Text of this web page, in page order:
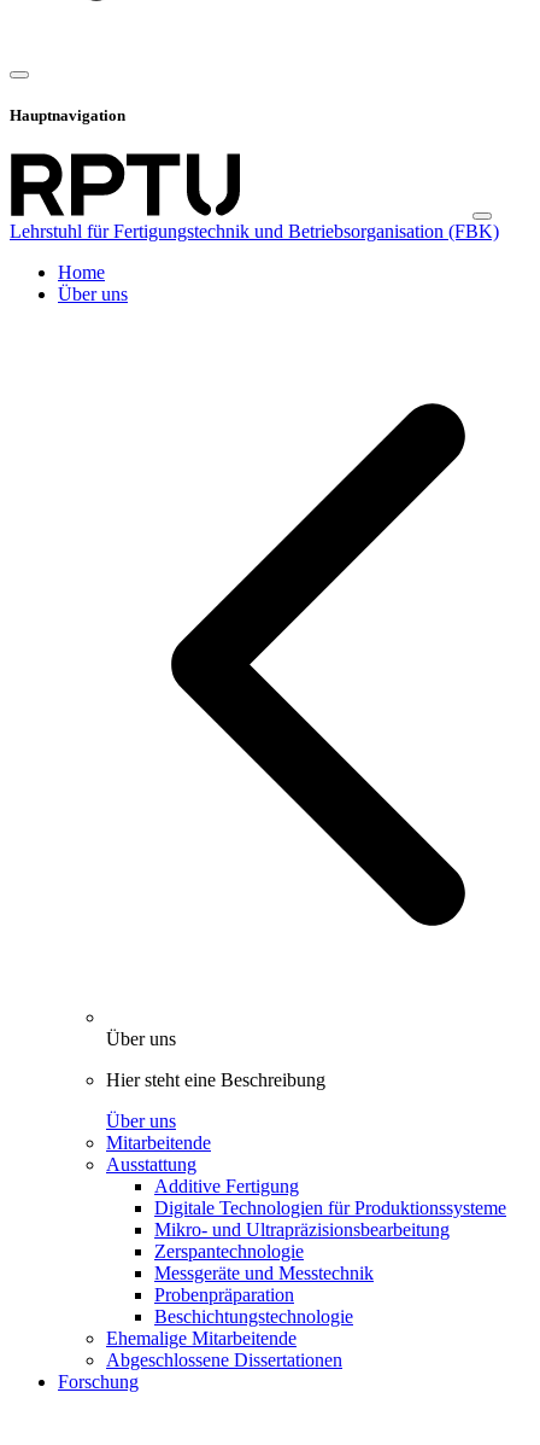
Hauptnavigation
Lehrstuhl für Fertigungstechnik und Betriebsorganisation (FBK)
Home
Über uns
Über uns
Hier steht eine Beschreibung
Über uns
Mitarbeitende
Ausstattung
Additive Fertigung
Digitale Technologien für Produktionssysteme
Mikro- und Ultrapräzisionsbearbeitung
Zerspantechnologie
Messgeräte und Messtechnik
Probenpräparation
Beschichtungstechnologie
Ehemalige Mitarbeitende
Abgeschlossene Dissertationen
Forschung